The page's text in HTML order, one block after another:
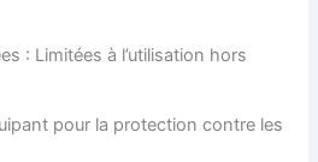
: Limitées à l’utilisation hors
pour la protection contre les